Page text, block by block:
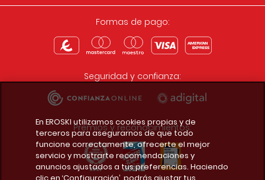
Formas de pago:
Seguridad y confianza:
Premios y reconocimientos:
En EROSKI utilizamos cookies propias y de
terceros para asegurarnos de que todo
funcione correctamente, ofrecerte el mejor
servicio y mostrarte recomendaciones y
anuncios ajustados a tus preferencias. Haciendo
clic en ‘Configuración’, podrás ajustar tus